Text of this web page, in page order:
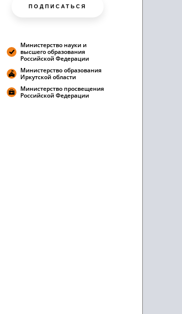
ПОДПИСАТЬСЯ
Министерство науки и
высшего образования
Российской Федерации
Министерство образования
Иркутской области
Министерство просвещения
Российской Федерации